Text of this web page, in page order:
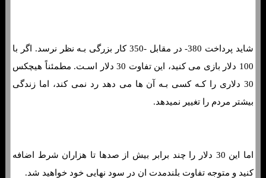
شاید پرداخت 380- در مقابل -350 کار بزرگی بـه نظر نرسد. اگر با
100 دلار بازی می کنید، این تفاوت 30 دلار اسـت. مطمئناً هیچکس
30 دلاری را کـه کسی بـه آن ها می دهد رد نمی کند، اما زندگی
بیشتر مردم را تغییر نمیدهد.
اما این 30 دلار را چند برابر بیش از صدها تا هزاران شرط اضافه
کنید و متوجه تفاوت بلندمدت ان در سود نهایی خود خواهید شد.